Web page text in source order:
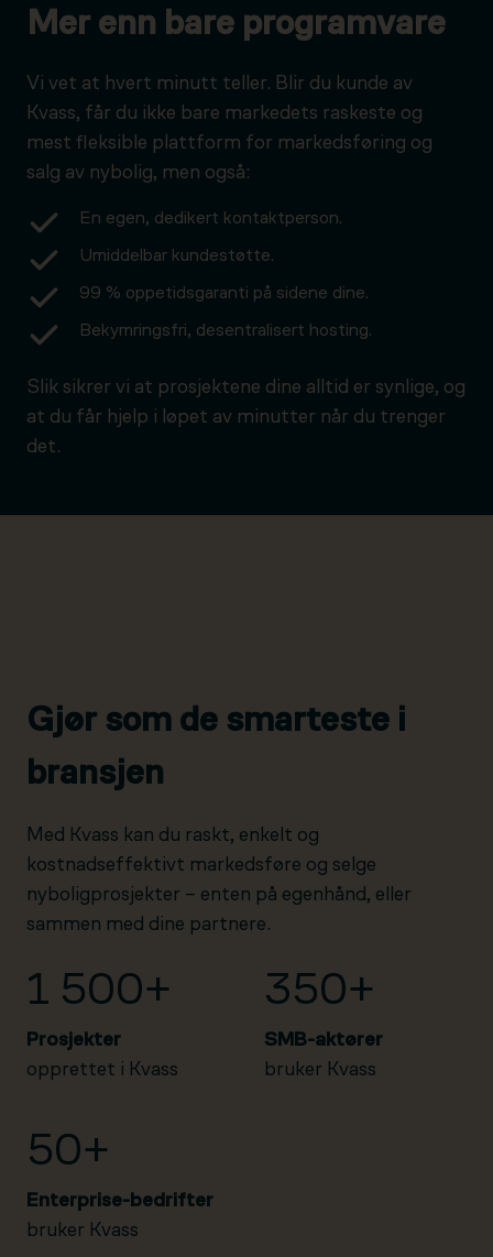
Mer enn bare programvare
Vi vet at hvert minutt teller. Blir du kunde av
Kvass, får du ikke bare markedets raskeste og
mest fleksible plattform for markedsføring og
salg av nybolig, men også:
En egen, dedikert kontaktperson.
Umiddelbar kundestøtte.
99 % oppetidsgaranti på sidene dine.
Bekymringsfri, desentralisert hosting.
Slik sikrer vi at prosjektene dine alltid er synlige, og
at du får hjelp i løpet av minutter når du trenger
det.
Gjør som de smarteste i
bransjen
Med Kvass kan du raskt, enkelt og
kostnadseffektivt markedsføre og selge
nyboligprosjekter – enten på egenhånd, eller
sammen med dine partnere.
1 500+
Prosjekter
opprettet i Kvass
350+
SMB-aktører
bruker Kvass
50+
Enterprise-bedrifter
bruker Kvass